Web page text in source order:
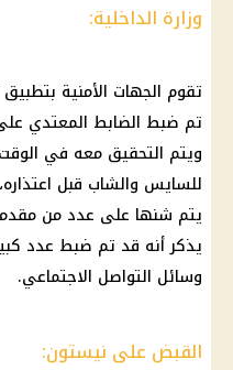
وزارة الداخلية:
تقوم الجهات الأمنية
تم ضبط الضابط المعتدي
ويتم التحقيق معه في الوقت
للسايس والشاب قبل
يتم شنها على عدد من
يذكر أنه قد تم ضبط عدد
وسائل التواصل الاجتماعي.
القبض على نيستون: